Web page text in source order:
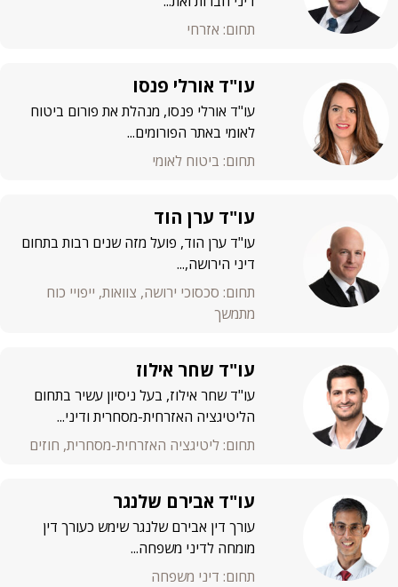
תחום: אזרחי
עו"ד אורלי פנסו
עו"ד אורלי פנסו, מנהלת את פורום ביטוח
לאומי באתר הפורומים...
תחום: ביטוח לאומי
עו"ד ערן הוד
עו"ד ערן הוד, פועל מזה שנים רבות בתחום
דיני הירושה,...
תחום: סכסוכי ירושה, צוואות, ייפויי כוח
מתמשך
עו"ד שחר אילוז
עו"ד שחר אילוז, בעל ניסיון עשיר בתחום
הליטיגציה האזרחית-מסחרית ודיני...
תחום: ליטיגציה האזרחית-מסחרית, חוזים
עו"ד אבירם שלנגר
עורך דין אבירם שלנגר שימש כעורך דין
מומחה לדיני משפחה...
תחום: דיני משפחה